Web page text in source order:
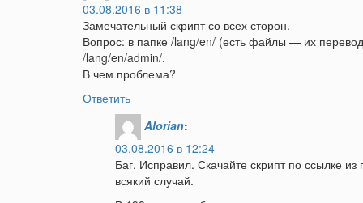
03.08.2016 в 11:38
Замечательный скрипт со всех сторон.
Вопрос: в папке /lang/en/ (есть файлы — их
/lang/en/admin/.
В чем проблема?
Ответить
Alorian:
03.08.2016 в 12:24
Баг. Исправил. Скачайте скрипт по ссылке
всякий случай.